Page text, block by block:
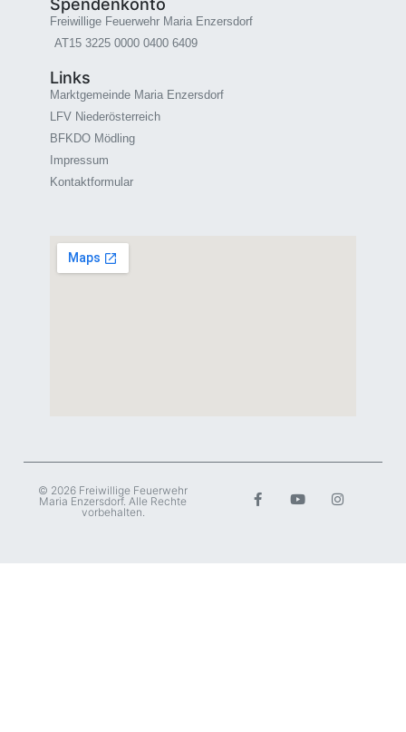
Spendenkonto
Freiwillige Feuerwehr Maria Enzersdorf
AT15 3225 0000 0400 6409
Links
Marktgemeinde Maria Enzersdorf
LFV Niederösterreich
BFKDO Mödling
Impressum
Kontaktformular
© 2026 Freiwillige Feuerwehr
Maria Enzersdorf. Alle Rechte
vorbehalten.